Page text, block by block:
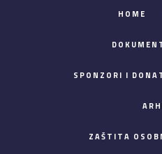
HOME
SPONZORI I
ZAŠTITA